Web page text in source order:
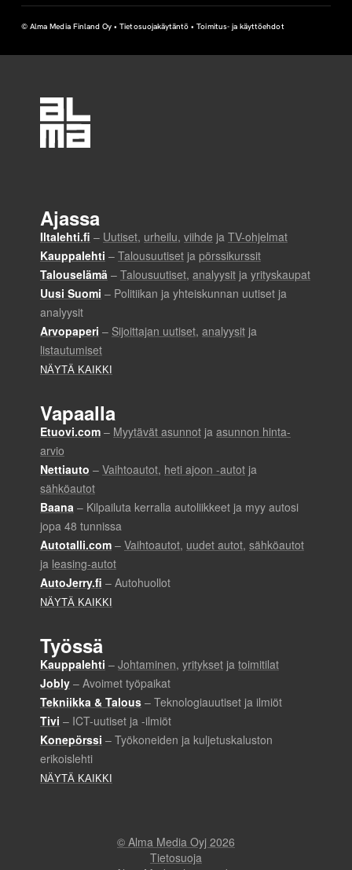
© Alma Media Finland Oy •Tietosuojakäytäntö •Toimitus- ja käyttöehdot